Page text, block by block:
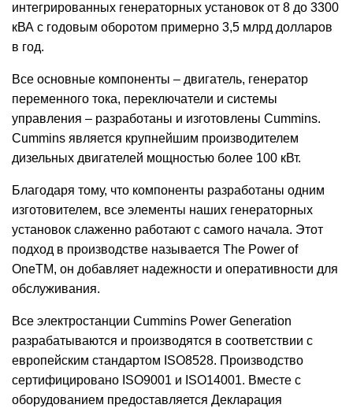
интегрированных генераторных установок от 8 до 3300
кВА с годовым оборотом примерно 3,5 млрд долларов
в год.
Все основные компоненты – двигатель, генератор
переменного тока, переключатели и системы
управления – разработаны и изготовлены Cummins.
Cummins является крупнейшим производителем
дизельных двигателей мощностью более 100 кВт.
Благодаря тому, что компоненты разработаны одним
изготовителем, все элементы наших генераторных
установок слаженно работают с самого начала. Этот
подход в производстве называется The Power of
OneTM, он добавляет надежности и оперативности для
обслуживания.
Все электростанции Cummins Power Generation
разрабатываются и производятся в соответствии с
европейским стандартом ISO8528. Производство
сертифицировано ISO9001 и ISO14001. Вместе с
оборудованием предоставляется Декларация